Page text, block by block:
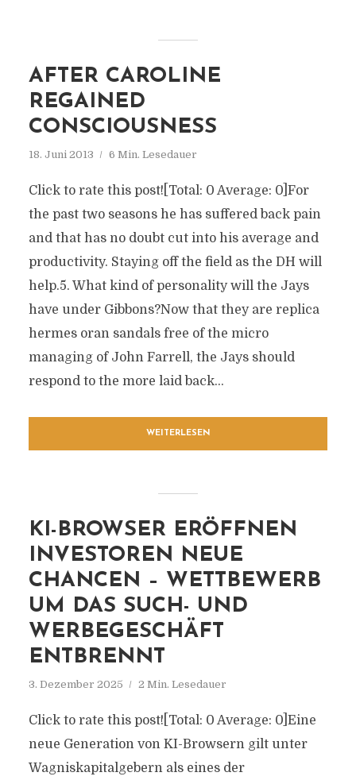
AFTER CAROLINE
REGAINED
CONSCIOUSNESS
18. Juni 2013 6 Min. Lesedauer
Click to rate this post![Total: 0 Average: 0]For
the past two seasons he has suffered back pain
and that has no doubt cut into his average and
productivity. Staying off the field as the DH will
help.5. What kind of personality will the Jays
have under Gibbons?Now that they are replica
hermes oran sandals free of the micro
managing of John Farrell, the Jays should
respond to the more laid back...
WEITERLESEN
KI-BROWSER ERÖFFNEN
INVESTOREN NEUE
CHANCEN – WETTBEWERB
UM DAS SUCH- UND
WERBEGESCHÄFT
ENTBRENNT
3. Dezember 2025 2 Min. Lesedauer
Click to rate this post![Total: 0 Average: 0]Eine
neue Generation von KI-Browsern gilt unter
Wagniskapitalgebern als eines der